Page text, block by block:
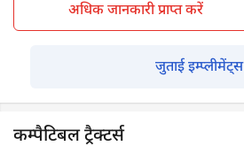
अधिक जानकारी प्राप्त करें
जुताई इम्प्लीमेंट्स
कम्पैटिबल ट्रैक्टर्स